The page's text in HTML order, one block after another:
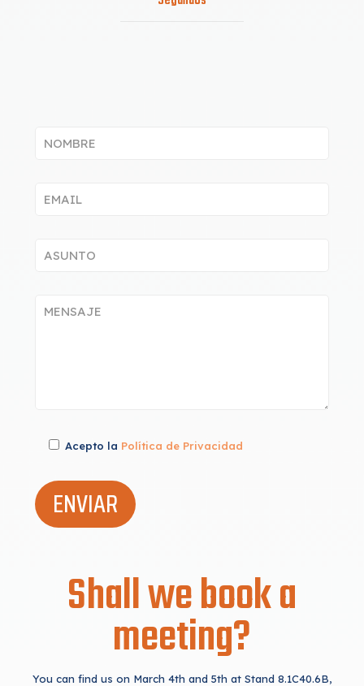
Acepto la Política de Privacidad
Shall we book a
meeting?
You can find us on March 4th and 5th at Stand 8.1C40.6B,